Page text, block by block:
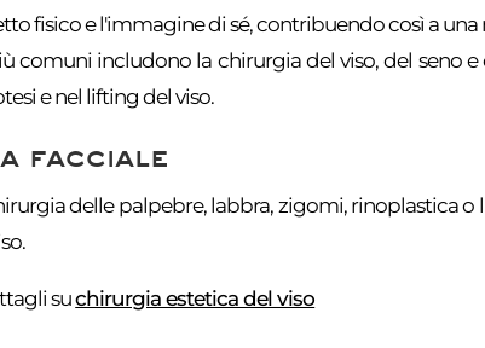
fisico e l'immagine di sé, contribuendo così a
comuni includono la chirurgia del viso, del seno
e nel lifting del viso.
facciale
delle palpebre, labbra, zigomi, rinoplastica
suchirurgia estetica del viso